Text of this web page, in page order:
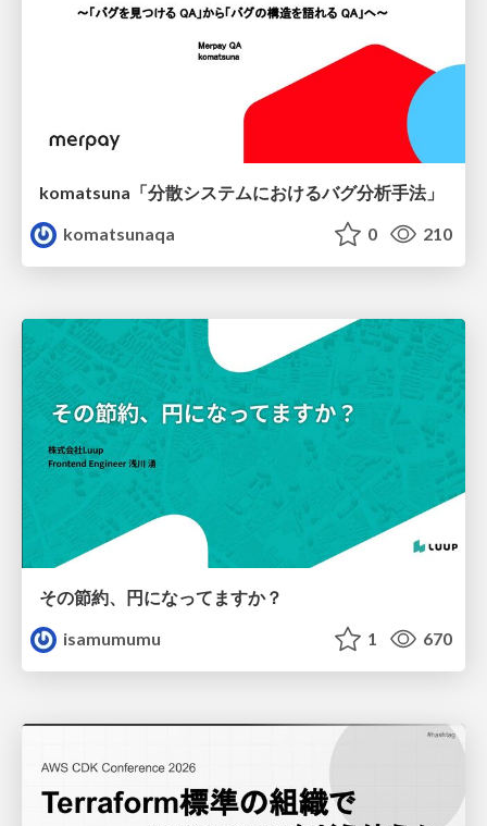
komatsuna「分散システムにおけるバグ分析手法」
komatsunaqa
0 210
その節約、円になってますか？
isamumumu
1 670